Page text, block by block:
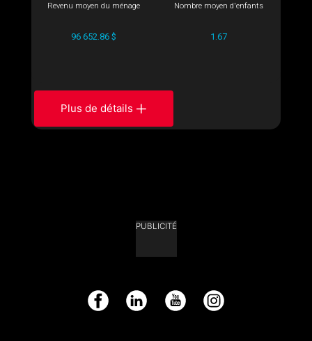
Revenu moyen du ménage
96 652.86 $
Nombre moyen d'enfants
1.67
Plus de détails
PUBLICITÉ
Facebook LinkedIn YouTube Instagram